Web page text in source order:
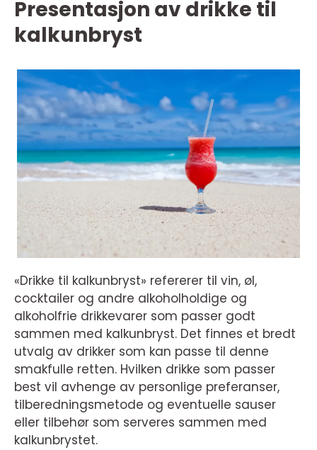
Presentasjon av drikke til
kalkunbryst
«Drikke til kalkunbryst» refererer til vin, øl,
cocktailer og andre alkoholholdige og
alkoholfrie drikkevarer som passer godt
sammen med kalkunbryst. Det finnes et bredt
utvalg av drikker som kan passe til denne
smakfulle retten. Hvilken drikke som passer
best vil avhenge av personlige preferanser,
tilberedningsmetode og eventuelle sauser
eller tilbehør som serveres sammen med
kalkunbrystet.